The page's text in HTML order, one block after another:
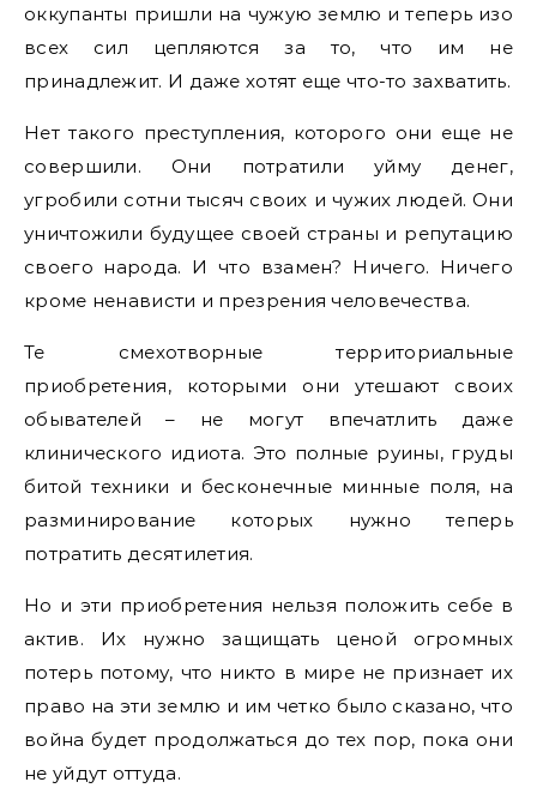
оккупанты пришли на чужую землю и теперь изо
всех сил цепляются за то, что им не
принадлежит. И даже хотят еще что-то захватить.
Нет такого преступления, которого они еще не
совершили. Они потратили уйму денег,
угробили сотни тысяч своих и чужих людей. Они
уничтожили будущее своей страны и репутацию
своего народа. И что взамен? Ничего. Ничего
кроме ненависти и презрения человечества.
Те смехотворные территориальные
приобретения, которыми они утешают своих
обывателей – не могут впечатлить даже
клинического идиота. Это полные руины, груды
битой техники и бесконечные минные поля, на
разминирование которых нужно теперь
потратить десятилетия.
Но и эти приобретения нельзя положить себе в
актив. Их нужно защищать ценой огромных
потерь потому, что никто в мире не признает их
право на эти землю и им четко было сказано, что
война будет продолжаться до тех пор, пока они
не уйдут оттуда.